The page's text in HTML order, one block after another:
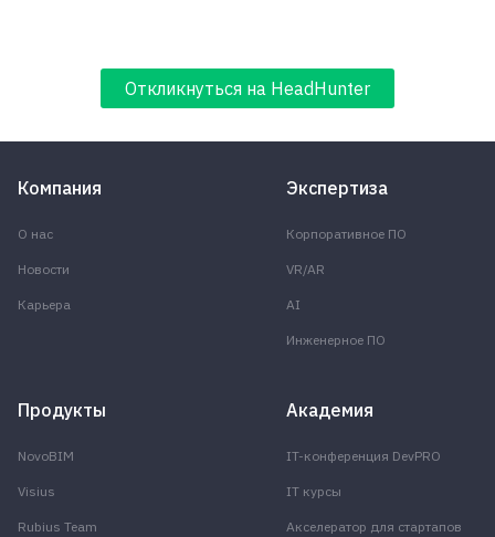
Откликнуться на HeadHunter
Компания
О нас
Новости
Карьера
Экспертиза
Корпоративное ПО
VR/AR
AI
Инженерное ПО
Продукты
NovoBIM
Visius
Rubius Team
Академия
IT-конференция DevPRO
IT курсы
Акселератор для стартапов